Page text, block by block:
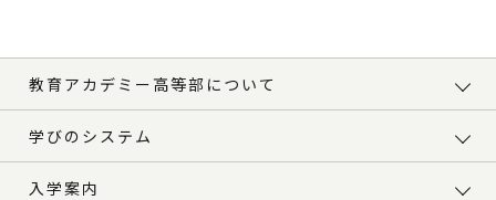
教育アカデミー高等部について
学びのシステム
入学案内